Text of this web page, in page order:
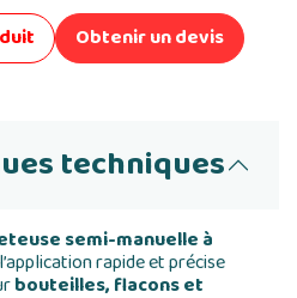
Obtenir un devis
techniques
semi-manuelle à
rapide et précise
bouteilles, flacons et